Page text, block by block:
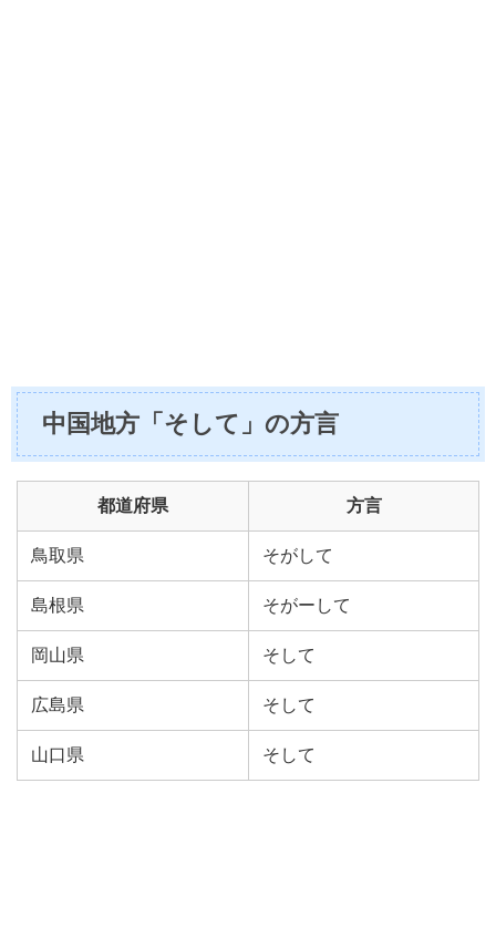
中国地方「そして」の方言
都道府県 方言
鳥取県 そがして
島根県 そがーして
岡山県 そして
広島県 そして
山口県 そして